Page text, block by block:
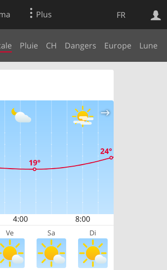
FR
Plus
Pluie CH Dangers Europe Lune
Ve Sa Di
Web